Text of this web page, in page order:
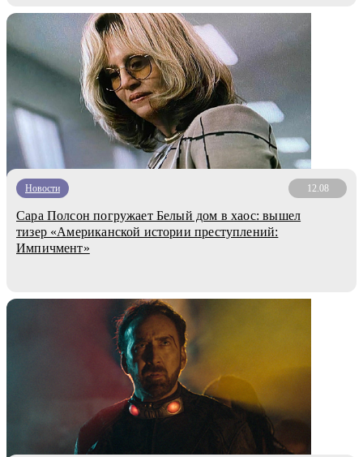
Новости 12.08
Сара Полсон погружает Белый дом в хаос: вышел
тизер «Американской истории преступлений:
Импичмент»